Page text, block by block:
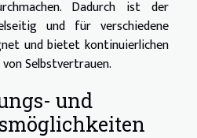
Dadurch ist der
und für verschiedene
und bietet kontinuierlichen
Selbstvertrauen.
und